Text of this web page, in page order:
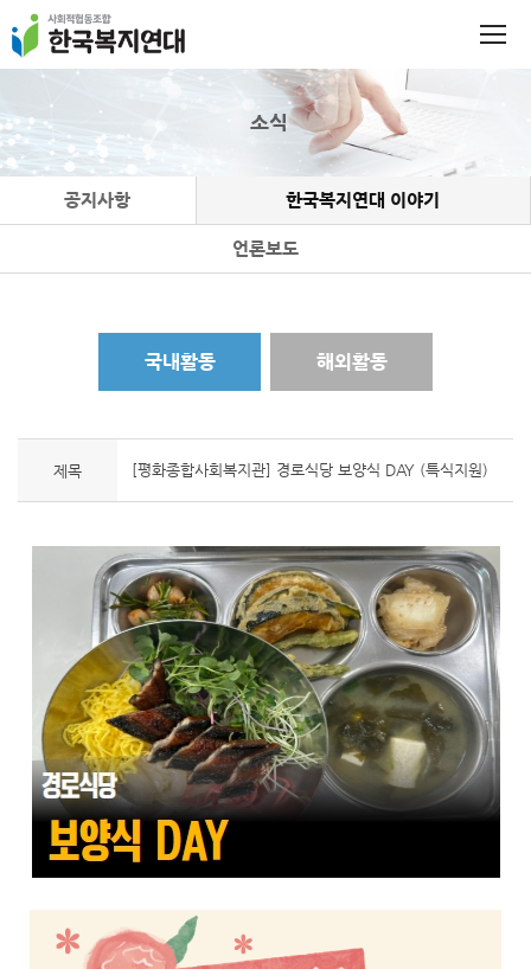
소식
공지사항 한국복지연대 이야기
언론보도
국내활동 해외활동
제목 [평화종합사회복지관] 경로식당 보양식 DAY (특식지원)